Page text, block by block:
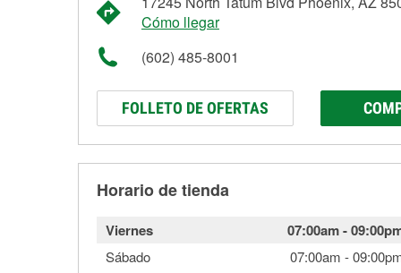
Cómo llegar
(602) 485-8001
FOLLETO DE OFERTAS
Horario de tienda
Viernes 07:00am-
Sábado 07:00am -